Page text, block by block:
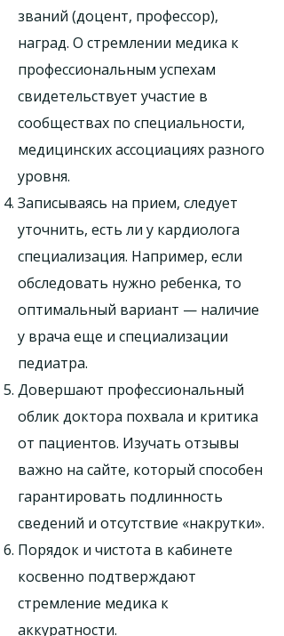
званий (доцент, профессор),
наград. О стремлении медика к
профессиональным успехам
свидетельствует участие в
сообществах по специальности,
медицинских ассоциациях разного
уровня.
Записываясь на прием, следует
уточнить, есть ли у кардиолога
специализация. Например, если
обследовать нужно ребенка, то
оптимальный вариант — наличие
у врача еще и специализации
педиатра.
Довершают профессиональный
облик доктора похвала и критика
от пациентов. Изучать отзывы
важно на сайте, который способен
гарантировать подлинность
сведений и отсутствие «накрутки».
Порядок и чистота в кабинете
косвенно подтверждают
стремление медика к
аккуратности.